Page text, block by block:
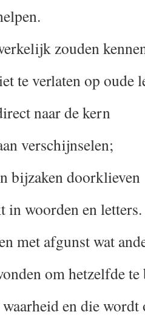
zouden
te verlaten op oude
naar de kern
verschijnselen;
bijzaken doorklieven
in woorden en letters.
met afgunst wat
om hetzelfde te
en die